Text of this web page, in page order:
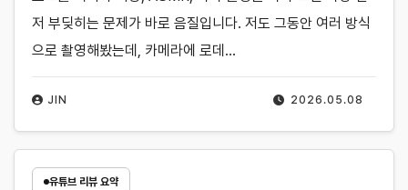
2026.05.08
JIN
저 부딪히는 문제가 바로 음질입니다. 저도 그동안 여러 방식
으로 촬영해봤는데, 카메라에 로데…
유튜브 리뷰 요약